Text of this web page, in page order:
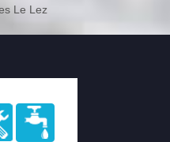
Le Lez